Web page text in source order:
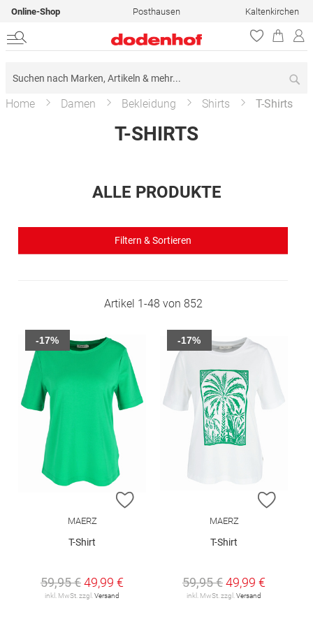
Online-Shop Posthausen Kaltenkirchen
Home Damen Bekleidung Shirts T-Shirts
T-SHIRTS
ALLE PRODUKTE
Filtern & Sortieren
Artikel 1-48 von 852
ZUR WUNSCHLISTE HINZUFÜGEN
MAERZ
T-Shirt
59,95 €49,99 €
inkl. MwSt. zzgl. Versand
-17%
ZUR
MAERZ
T-Shirt
59,95 €49,99 €
inkl. MwSt. zzgl. Versand
-17%